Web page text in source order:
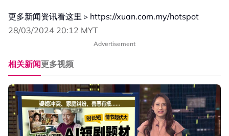
更多新闻资讯看这里 ▹ https://xuan.com.my/hotspot
28/03/2024 20:12 MYT
Advertisement
相关新闻更多视频